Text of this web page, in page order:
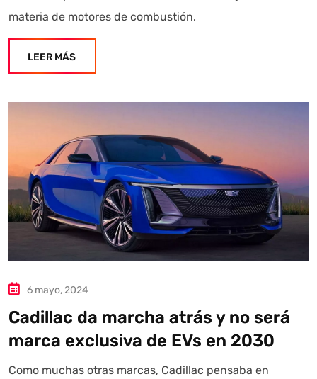
materia de motores de combustión.
LEER MÁS
6 mayo, 2024
Cadillac da marcha atrás y no será
marca exclusiva de EVs en 2030
Como muchas otras marcas, Cadillac pensaba en